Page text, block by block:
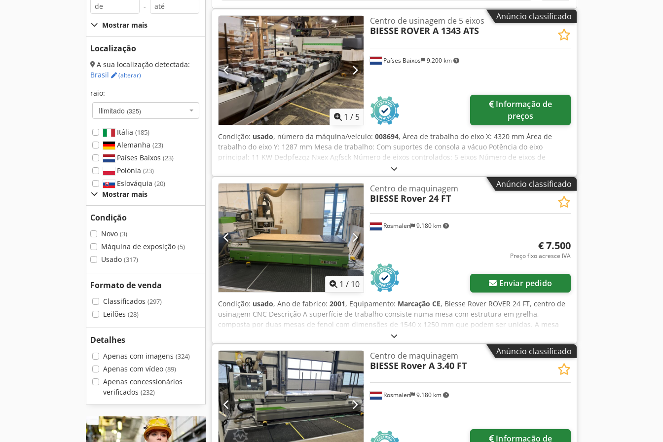
-
Mostrar mais
Localização
A sua localização detectada:
Brasil
(alterar)
raio:
Ilimitado (325)
Itália (185)
Alemanha (23)
Países Baixos (23)
Polónia (23)
Eslováquia (20)
Mostrar mais
Condição
Novo (3)
Máquina de exposição (5)
Usado (317)
Formato de venda
Classificados (297)
Leilões (28)
Detalhes
Apenas com imagens (324)
Apenas com vídeo (89)
Apenas concessionários
verificados (232)
fixação e utilização da máquina no local de destino. Referência externa: 8359
Anúncio classificado
1 / 5
Países Baixos 9.200 km
Centro de usinagem de 5 eixos
BIESSE ROVER A 1343 ATS
preços
Condição: usado, número da máquina/veículo: 008694, Área de trabalho do eixo X: 4320 mm Área de
trabalho do eixo Y: 1287 mm Mesa de trabalho: Com suportes de consola a vácuo Potência do eixo
principal: 11 KW Dedpfezqz Nxex Agfsck Número de eixos controlados: 5 eixos Número de eixos de
perfuração: 16 Número de posições para ferramentas: 31
Anúncio classificado
1 / 10
Rosmalen 9.180 km
Centro de maquinagem
BIESSE Rover 24 FT
€ 7.500
Preço fixo acresce IVA
Enviar pedido
Condição: usado, Ano de fabrico: 2001, Equipamento: Marcação CE, Biesse Rover ROVER 24 FT, centro de
usinagem CNC Descrição A superfície de trabalho consiste numa mesa com estrutura em grelha,
composta por duas mesas de fenol com dimensões de 1540 x 1250 mm que podem ser unidas. A mesa
com estrutura em grelha possui uma grade de 30 mm e orifícios de vácuo de 9 mm, espaçados em 150
mm nos eixos X e Y. A mesa com estrutura em grelha está equipada com 6 ressaltos pneumáticos de
ponto zero na parte traseira e 1 em cada um dos lados esquerdo e direito. • A área de trabalho da
máquina é de 3100 x 1300 x 155 mm. (Curso do eixo Z: 250 mm) Dcjdpozqtztjfx Agfsk • A velocidade no
eixo X é programável entre 0 e 100 m/min. • A velocidade no eixo Y é programável entre 0 e 100 m/min. • A
velocidade no eixo Z é programável entre 0 e 15 m/min. • Os três eixos são acionados por servomotores
digitais DC sem escovas. Controlo numérico CNC, tipo NC-500 Motor de fresagem com sistema de troca
automática, compatível com ISO30. A potência deste motor de fresagem é de 10,5 cv a 24.000 rpm
Trocador de ferramentas de 10 posições que se desloca com a unidade Unidade de perfuração com
catorze mandris de perfuração independentes Serra para ranhuras Inversor de frequência estático
Sistema pneumático centralizado Sistema de lubrificação centralizado Bomba de vácuo com capacidade
Anúncio classificado
Rosmalen 9.180 km
Centro de maquinagem
BIESSE Rover A 3.40 FT